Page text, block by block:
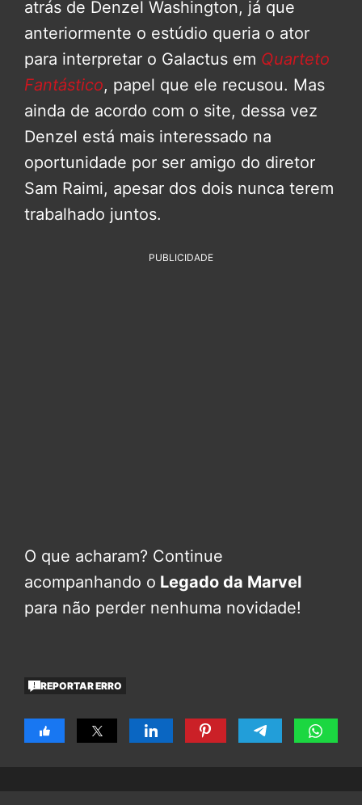
atrás de Denzel Washington, já que
anteriormente o estúdio queria o ator
para interpretar o Galactus em Quarteto
Fantástico, papel que ele recusou. Mas
ainda de acordo com o site, dessa vez
Denzel está mais interessado na
oportunidade por ser amigo do diretor
Sam Raimi, apesar dos dois nunca terem
trabalhado juntos.
PUBLICIDADE
O que acharam? Continue
acompanhando o Legado da Marvel
para não perder nenhuma novidade!
REPORTAR ERRO